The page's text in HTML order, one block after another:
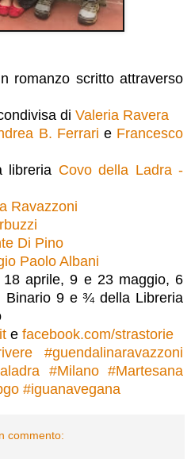
romanzo scritto attraverso
di Valeria Ravera
B. Ferrari e Francesco
libreria Covo della Ladra -
Ravazzoni
Di Pino
Paolo Albani
aprile, 9 e 23 maggio, 6
Binario 9 e ¾ della Libreria
e facebook.com/strastorie
#guendalinaravazzoni
#Milano #Martesana
#iguanavegana
commento: